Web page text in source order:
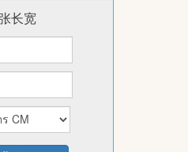
长宽